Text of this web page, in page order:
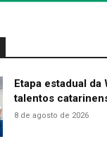
Etapa estadual
talentos
8 de agosto de 2026